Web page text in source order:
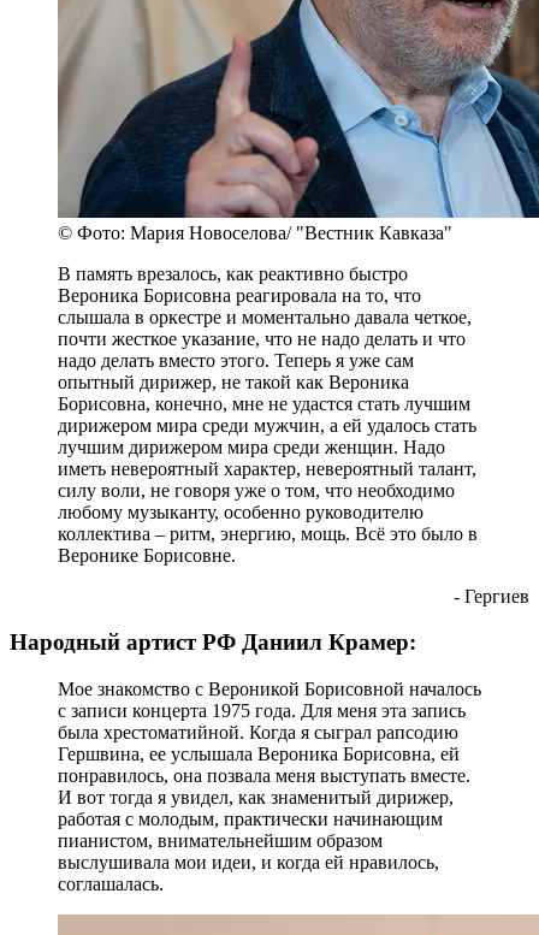
© Фото: Мария Новоселова/ "Вестник Кавказа"
В память врезалось, как реактивно быстро
Вероника Борисовна реагировала на то, что
слышала в оркестре и моментально давала четкое,
почти жесткое указание, что не надо делать и что
надо делать вместо этого. Теперь я уже сам
опытный дирижер, не такой как Вероника
Борисовна, конечно, мне не удастся стать лучшим
дирижером мира среди мужчин, а ей удалось стать
лучшим дирижером мира среди женщин. Надо
иметь невероятный характер, невероятный талант,
силу воли, не говоря уже о том, что необходимо
любому музыканту, особенно руководителю
коллектива – ритм, энергию, мощь. Всё это было в
Веронике Борисовне.
- Гергиев
Народный артист РФ Даниил Крамер:
Мое знакомство с Вероникой Борисовной началось
с записи концерта 1975 года. Для меня эта запись
была хрестоматийной. Когда я сыграл рапсодию
Гершвина, ее услышала Вероника Борисовна, ей
понравилось, она позвала меня выступать вместе.
И вот тогда я увидел, как знаменитый дирижер,
работая с молодым, практически начинающим
пианистом, внимательнейшим образом
выслушивала мои идеи, и когда ей нравилось,
соглашалась.